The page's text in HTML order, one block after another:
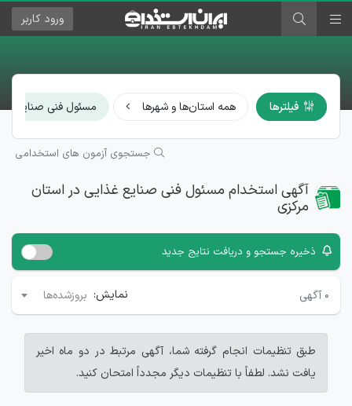
ورود کاربر
فیلترها همه استان‌ها و شهرها مسئول فنی صنایع
جستجوی آزمون های استخدامی
آگهی استخدام مسئول فنی صنایع غذایی در استان
مرکزی
ذخیره جستجو و دریافت نتایج جدید
۰ آگهی نمایش: بروزشده‌ها
طبق تنظیمات انجام گرفته شما، آگهی مرتبط در دو ماه اخیر
یافت نشد. لطفاً با تنظیمات دیگر مجدداً امتحان کنید.